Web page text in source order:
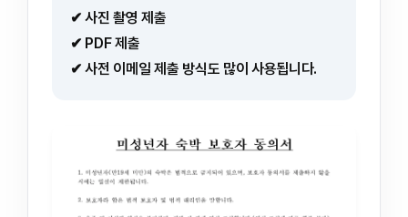
✔ 사진 촬영 제출
✔ PDF 제출
✔ 사전 이메일 제출 방식도 많이 사용됩니다.